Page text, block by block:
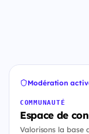
Modération
COMMUNAUTÉ
Espace de
Valorisons la base